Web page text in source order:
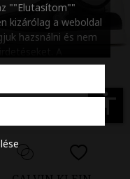
""Elutasítom""
kizárólag a weboldal
hazsnálni és nem
a ""Beállítások
többet
accessibility
Sortávolság
Színek invertálása
Szürke
Nagy kurzor
Animációk letiltása